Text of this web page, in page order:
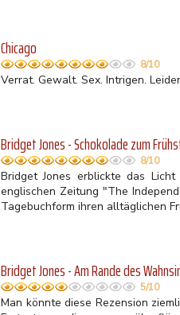
Chicago
8/10
Verrat. Gewalt. Sex. Intrigen.
Bridget Jones - Schokolade zum
8/10
Bridget Jones erblickte das
englischen Zeitung "The
Tagebuchform ihren alltäglichen
Bridget Jones - Am Rande des
5/10
Man könnte diese Rezension